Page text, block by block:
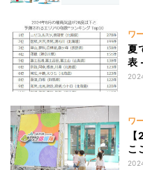
ワ
夏
表
ワ
こ
ス